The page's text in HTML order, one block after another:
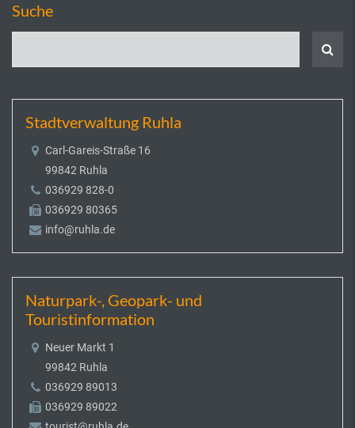
Suche
Stadtverwaltung Ruhla
Carl-Gareis-Straße 16
99842 Ruhla
036929 828-0
036929 80365
info@ruhla.de
Naturpark-, Geopark- und
Touristinformation
Neuer Markt 1
99842 Ruhla
036929 89013
036929 89022